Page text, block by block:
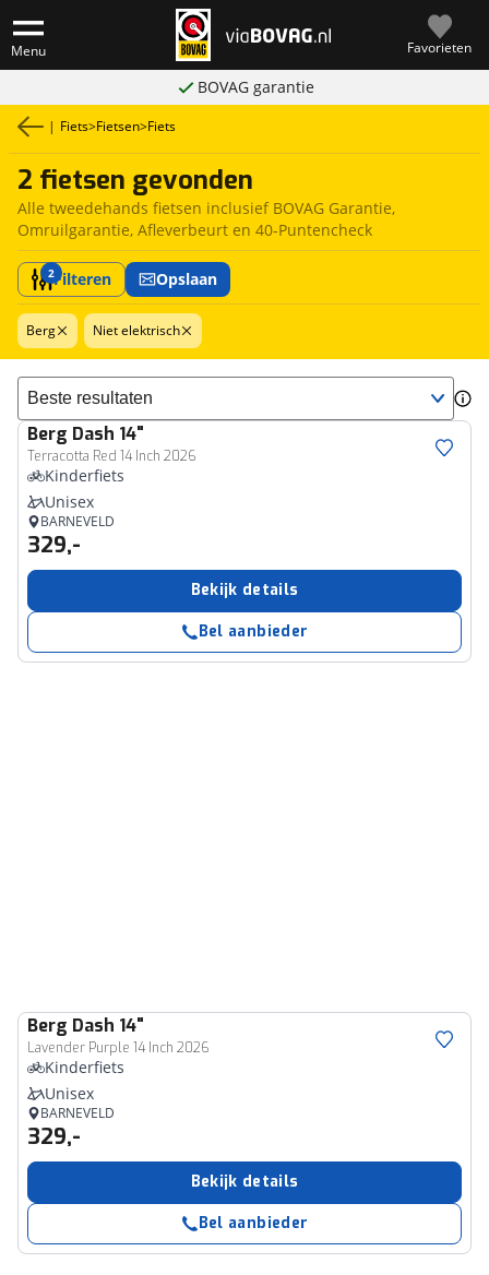
Menu Favorieten
BOVAG garantie
| Fiets>Fietsen>Fiets
2 fietsen gevonden
Alle tweedehands fietsen inclusief BOVAG Garantie,
Omruilgarantie, Afleverbeurt en 40-Puntencheck
2Filteren Opslaan
Berg Niet elektrisch
Sorteer resultaten
Berg Dash 14"
Terracotta Red 14 Inch 2026
Kinderfiets
Unisex
BARNEVELD
329,-
Bekijk details
Bel aanbieder
Berg Dash 14"
Lavender Purple 14 Inch 2026
Kinderfiets
Unisex
BARNEVELD
329,-
Bekijk details
Bel aanbieder